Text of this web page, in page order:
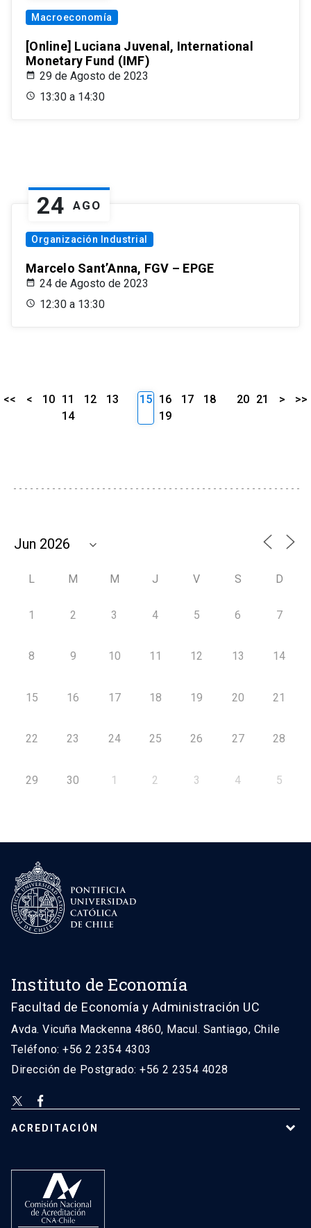
Macroeconomía
[Online] Luciana Juvenal, International
Monetary Fund (IMF)
29 de Agosto de 2023
13:30 a 14:30
24 AGO
Organización Industrial
Marcelo Sant’Anna, FGV – EPGE
24 de Agosto de 2023
12:30 a 13:30
<< < 10 11 12
13
14
15 16 17
18
19
20 21 > >>
L M M J V S D
1 2 3 4 5 6 7
8 9 10 11 12 13 14
15 16 17 18 19 20 21
22 23 24 25 26 27 28
29 30 1 2 3 4 5
Instituto de Economía
Facultad de Economía y Administración UC
Avda. Vicuña Mackenna 4860, Macul. Santiago, Chile
Teléfono: +56 2 2354 4303
Dirección de Postgrado: +56 2 2354 4028
ACREDITACIÓN